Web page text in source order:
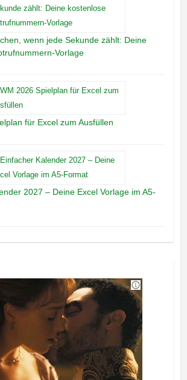
wenn jede Sekunde zählt: Deine
Vorlage
für Excel zum Ausfüllen
2027 – Deine Excel Vorlage im A5-